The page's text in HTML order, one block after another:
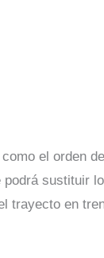
el orden
sustituir
trayecto en